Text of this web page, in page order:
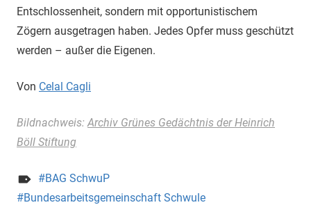
Entschlossenheit, sondern mit opportunistischem
Zögern ausgetragen haben. Jedes Opfer muss geschützt
werden – außer die Eigenen.
Von Celal Cagli
Bildnachweis: Archiv Grünes Gedächtnis der Heinrich
Böll Stiftung
BAG SchwuP
Bundesarbeitsgemeinschaft Schwule